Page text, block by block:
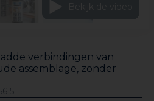
verbindingen van
assemblage, zonder
5